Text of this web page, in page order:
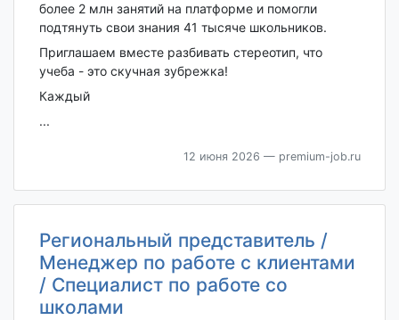
более 2 млн занятий на платформе и помогли
подтянуть свои знания 41 тысяче школьников.
Приглашаем вместе разбивать стереотип, что
учеба - это скучная зубрежка!
Каждый
...
12 июня 2026 — premium-job.ru
Региональный представитель /
Менеджер по работе с клиентами
/ Специалист по работе со
школами